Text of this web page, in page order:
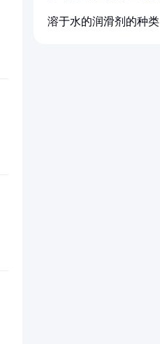
溶于水的润滑剂的种类